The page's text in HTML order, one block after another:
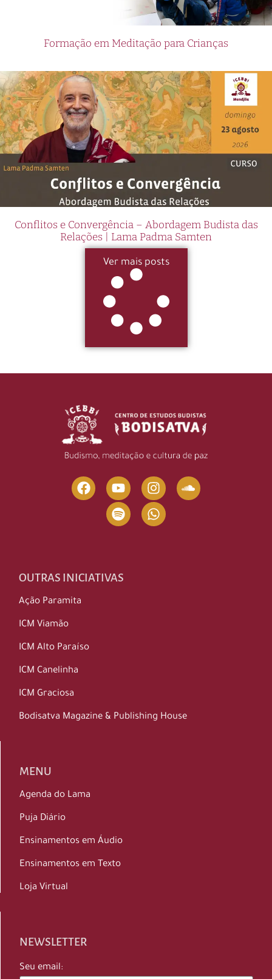
Formação em Meditação para Crianças
Conflitos e Convergência – Abordagem Budista das
Relações | Lama Padma Samten
Ver mais posts
OUTRAS INICIATIVAS
Ação Paramita
ICM Viamão
ICM Alto Paraíso
ICM Canelinha
ICM Graciosa
Bodisatva Magazine & Publishing House
MENU
Agenda do Lama
Puja Diário
Ensinamentos em Áudio
Ensinamentos em Texto
Loja Virtual
NEWSLETTER
Seu email: